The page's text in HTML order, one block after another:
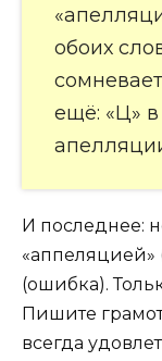
обоих
ещё: «Ц»
И последнее:
«аппеляцией»
(ошибка).
Пишите
всегда